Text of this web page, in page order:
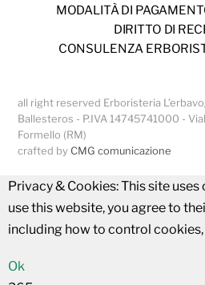
MODALITÀ DI
DIRITTO DI
CONSULENZA
all right reserved Erboristeria
Ballesteros - P.IVA 14745741000 -
Formello (RM)
crafted by CMG comunicazione
Privacy & Cookies: This site
use this website, you agree to
including how to control cookies,
Ok